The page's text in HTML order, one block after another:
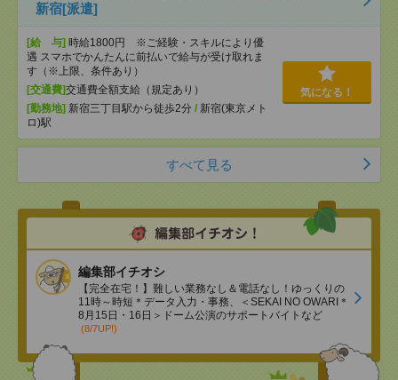
新宿[派遣]
[給 与] 時給1800円 ※ご経験・スキルにより優
遇 スマホでかんたんに前払いで給与が受け取れま
す（※上限、条件あり）
[交通費]交通費全額支給（規定あり）
[勤務地] 新宿三丁目駅から徒歩2分 / 新宿(東京メト
ロ)駅
気になる！
すべて見る
編集部イチオシ
【完全在宅！】難しい業務なし＆電話なし！ゆっくりの
11時～時短＊データ入力・事務、＜SEKAI NO OWARI＊
8月15日・16日＞ドーム公演のサポートバイトなど
(8/7UP!)